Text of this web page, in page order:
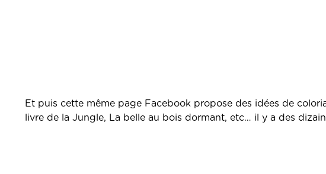
Et puis cette même page Facebook propose des idées de
livre de la Jungle, La belle au bois dormant, etc… il y a des